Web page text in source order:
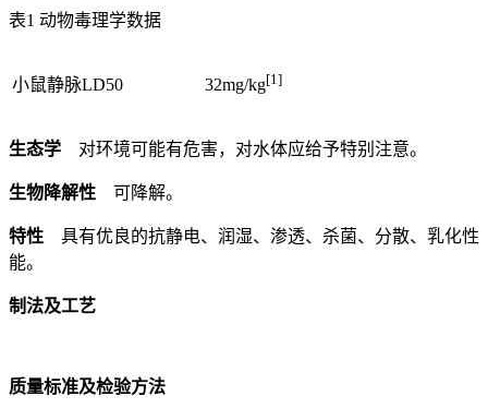
表1 动物毒理学数据
小鼠静脉LD50 32mg/kg[1]
生态学 对环境可能有危害，对水体应给予特别注意。
生物降解性 可降解。
特性 具有优良的抗静电、润湿、渗透、杀菌、分散、乳化性
能。
制法及工艺
质量标准及检验方法